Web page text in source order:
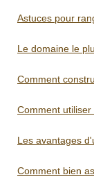
Astuces pour
Le domaine le
Comment
Comment utiliser
Les avantages
Comment bien